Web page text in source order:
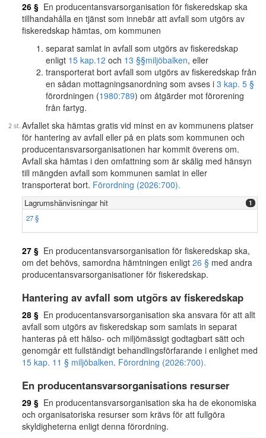
26 § En producentansvarsorganisation för fiskeredskap ska
tillhandahålla en tjänst som innebär att avfall som utgörs av
fiskeredskap hämtas, om kommunen
separat samlat in avfall som utgörs av fiskeredskap
enligt 15 kap.12 och 13 §§miljöbalken, eller
transporterat bort avfall som utgörs av fiskeredskap från
en sådan mottagningsanordning som avses i 3 kap. 5 §
förordningen (1980:789) om åtgärder mot förorening
från fartyg.
Avfallet ska hämtas gratis vid minst en av kommunens platser
för hantering av avfall eller på en plats som kommunen och
producentansvarsorganisationen har kommit överens om.
Avfall ska hämtas i den omfattning som är skälig med hänsyn
till mängden avfall som kommunen samlat in eller
transporterat bort. Förordning (2026:700).
Lagrumshänvisningar hit 1
27 §
27 § En producentansvarsorganisation för fiskeredskap ska,
om det behövs, samordna hämtningen enligt 26 § med andra
producentansvarsorganisationer för fiskeredskap.
Hantering av avfall som utgörs av fiskeredskap
28 § En producentansvarsorganisation ska ansvara för att allt
avfall som utgörs av fiskeredskap som samlats in separat
hanteras på ett hälso- och miljömässigt godtagbart sätt och
genomgår ett fullständigt behandlingsförfarande i enlighet med
15 kap. 11 § miljöbalken. Förordning (2026:700).
En producentansvarsorganisations resurser
29 § En producentansvarsorganisation ska ha de ekonomiska
och organisatoriska resurser som krävs för att fullgöra
skyldigheterna enligt denna förordning.